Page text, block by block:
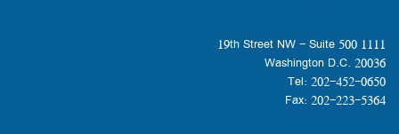
1111 19th Street NW - Suite 500
Washington D.C. 20036
Tel: 202-452-0650
Fax: 202-223-5364